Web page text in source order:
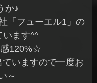
か♪
「フューエル1」の
います^^
感120%☆
いますので一度お
～